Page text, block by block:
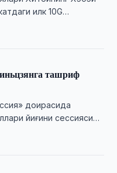
илк 10G
ташриф
доирасида
йиғини сессиясида